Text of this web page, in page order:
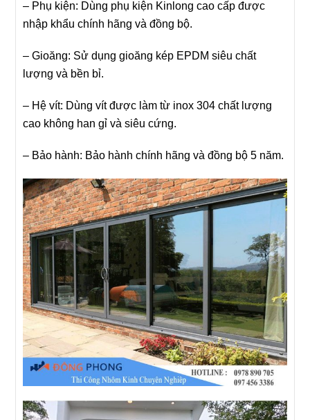
– Phụ kiện: Dùng phụ kiện Kinlong cao cấp được
nhập khẩu chính hãng và đồng bộ.
– Gioăng: Sử dụng gioăng kép EPDM siêu chất
lượng và bền bỉ.
– Hệ vít: Dùng vít được làm từ inox 304 chất lượng
cao không han gỉ và siêu cứng.
– Bảo hành: Bảo hành chính hãng và đồng bộ 5 năm.